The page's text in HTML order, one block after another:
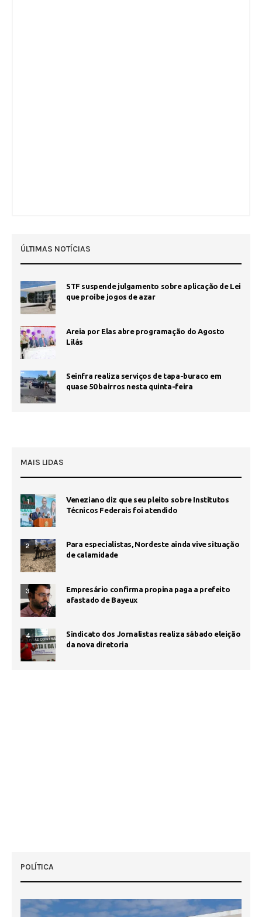
ÚLTIMAS NOTÍCIAS
STF suspende julgamento sobre aplicação de Lei
que proíbe jogos de azar
Areia por Elas abre programação do Agosto
Lilás
Seinfra realiza serviços de tapa-buraco em
quase 50 bairros nesta quinta-feira
MAIS LIDAS
1
Veneziano diz que seu pleito sobre Institutos
Técnicos Federais foi atendido
2
Para especialistas, Nordeste ainda vive situação
de calamidade
3
Empresário confirma propina paga a prefeito
afastado de Bayeux
4
Sindicato dos Jornalistas realiza sábado eleição
da nova diretoria
POLÍTICA